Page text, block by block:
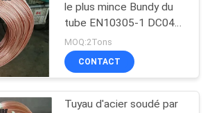
le plus mince Bundy du
tube EN10305-1 DC04
de 3.16*0.5mm de mur
en acier de double
MOQ:2Tons
CONTACT
Tuyau d'acier soudé par